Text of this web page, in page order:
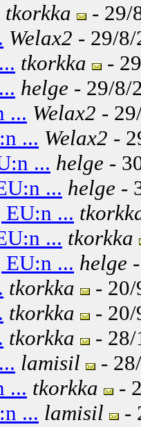
tkorkka
- 29/
Welax2 - 29/
tkorkka
-
helge - 29/8/
... Welax2 -
... Welax2 -
... helge -
... helge -
...
... tkorkka
... helge
tkorkka
-
tkorkka
-
tkorkka
-
lamisil
-
... tkorkka
-
... lamisil
-